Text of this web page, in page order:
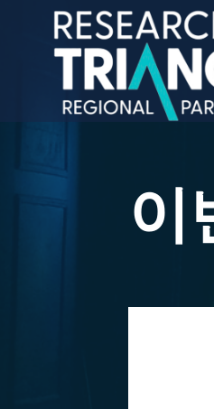
콘텐츠로 건너뛰기
이